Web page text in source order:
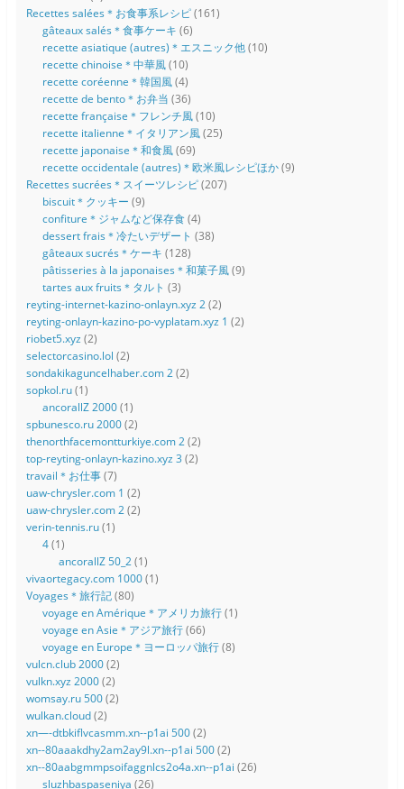
Recettes salées＊お食事系レシピ(161)
gâteaux salés＊食事ケーキ (6)
recette asiatique (autres)＊エスニック他(10)
recette chinoise＊中華風(10)
recette coréenne＊韓国風(4)
recette de bento＊お弁当 (36)
recette française＊フレンチ風(10)
recette italienne＊イタリアン風(25)
recette japonaise＊和食風(69)
recette occidentale (autres)＊欧米風レシピほか(9)
Recettes sucrées＊スイーツレシピ(207)
biscuit＊クッキー (9)
confiture＊ジャムなど保存食(4)
dessert frais＊冷たいデザート (38)
gâteaux sucrés＊ケーキ (128)
pâtisseries à la japonaises＊和菓子風(9)
tartes aux fruits＊タルト (3)
reyting-internet-kazino-onlayn.xyz 2(2)
reyting-onlayn-kazino-po-vyplatam.xyz 1 (2)
riobet5.xyz (2)
selectorcasino.lol (2)
sondakikaguncelhaber.com 2(2)
sopkol.ru(1)
ancorallZ 2000(1)
spbunesco.ru 2000(2)
thenorthfacemontturkiye.com 2(2)
top-reyting-onlayn-kazino.xyz 3 (2)
travail＊お仕事(7)
uaw-chrysler.com 1 (2)
uaw-chrysler.com 2(2)
verin-tennis.ru(1)
4(1)
ancorallZ 50_2(1)
vivaortegacy.com 1000(1)
Voyages＊旅行記(80)
voyage en Amérique＊アメリカ旅行(1)
voyage en Asie＊アジア旅行(66)
voyage en Europe＊ヨーロッパ旅行(8)
vulcn.club 2000(2)
vulkn.xyz 2000(2)
womsay.ru 500(2)
wulkan.cloud(2)
xn—-dtbkiflvcasmm.xn--p1ai 500(2)
xn--80aaakdhy2am2ay9l.xn--p1ai 500(2)
xn--80aabgmmpsoifaggnlcs2o4a.xn--p1ai (26)
sluzhbaspaseniya (26)